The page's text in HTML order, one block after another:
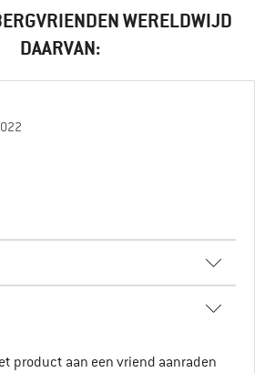
WERELDWIJD
DAARVAN:
product aan een vriend aanraden